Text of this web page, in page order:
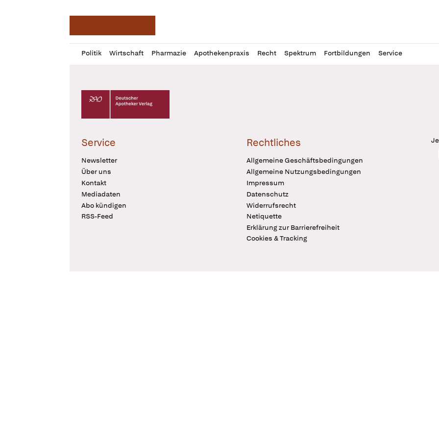
Politik Wirtschaft Pharmazie Apothekenpraxis Recht Spektrum Fortbildungen Service
Profil
öffnen
Daz
Pur
Deutscher Apotheker Verlag Logo
Service
Newsletter
Über uns
Kontakt
Mediadaten
Abo kündigen
RSS-Feed
Rechtliches
Allgemeine Geschäftsbedingungen
Allgemeine Nutzungsbedingungen
Impressum
Datenschutz
Widerrufsrecht
Netiquette
Erklärung zur Barrierefreiheit
Cookies & Tracking